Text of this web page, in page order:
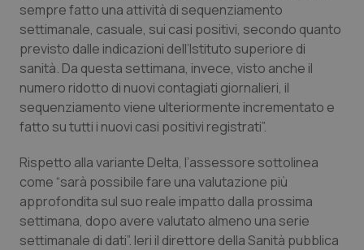
Campania
Emilia-Romagna
Friuli Venezia Giulia
Liguria
Lombardia
Car-T
Colesterolo & coronaropatie
Dermatite Atopica
Disturbi dell’umore
Dolore
sempre fatto una attività di sequenziamento
settimanale, casuale, sui casi positivi, secondo quanto
previsto dalle indicazioni dell’Istituto superiore di
sanità. Da questa settimana, invece, visto anche il
numero ridotto di nuovi contagiati giornalieri, il
sequenziamento viene ulteriormente incrementato e
fatto su tutti i nuovi casi positivi registrati”.
Rispetto alla variante Delta, l’assessore sottolinea
come “sarà possibile fare una valutazione più
approfondita sul suo reale impatto dalla prossima
settimana, dopo avere valutato almeno una serie
settimanale di dati”. Ieri il direttore della Sanità pubblica